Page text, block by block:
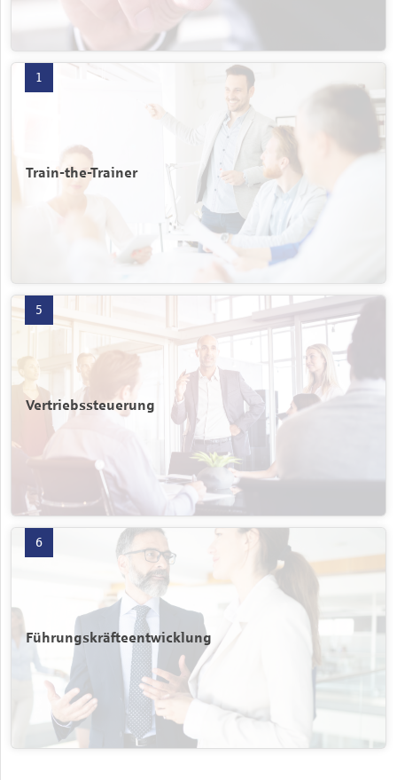
Train-the-Trainer mit 1 Produkten öffnen
1
Train-the-Trainer
Vertriebssteuerung mit 5 Produkten öffnen
5
Vertriebssteuerung
Führungskräfteentwicklung mit 6 Produkten öffnen
6
Führungskräfteentwicklung